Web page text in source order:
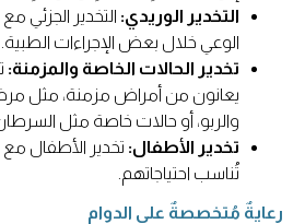
التخدير الوريدي: التخدير الجزئي
الوعي خلال بعض الإجراءات الطبية.
تخدير الحالات الخاصة والمزمنة:
يعانون من أمراض مزمنة، مثل
والربو، أو حالات خاصة مثل
تخدير الأطفال: تخدير الأطفال مع
تُناسب احتياجاتهم.
رعايةٌ مُتخصصةٌ على الدوام